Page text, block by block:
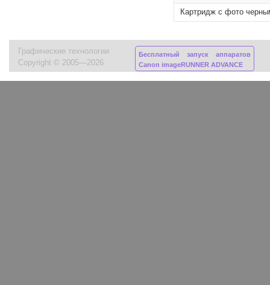
Картридж с фото
Графические технологии
Copyright © 2005—2026
Бесплатный запуск аппаратов
Canon imageRUNNER ADVANCE